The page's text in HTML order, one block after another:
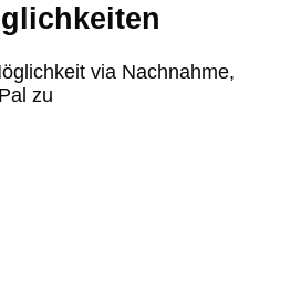
via Nachnahme,
zu